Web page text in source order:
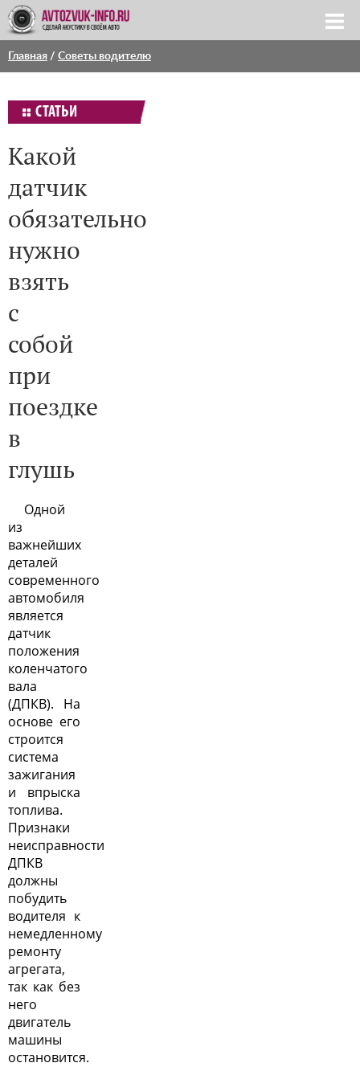
Главная / Советы водителю
СТАТЬИ
Какой
датчик
обязательно
нужно
взять
с
собой
при
поездке
в
глушь
Одной
из
важнейших
деталей
современного
автомобиля
является
датчик
положения
коленчатого
вала
(ДПКВ). На
основе его
строится
система
зажигания
и впрыска
топлива.
Признаки
неисправности
ДПКВ
должны
побудить
водителя к
немедленному
ремонту
агрегата,
так как без
него
двигатель
машины
остановится.